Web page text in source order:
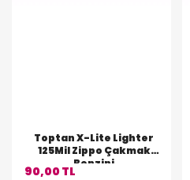
Toptan X-Lite Lighter
125Mil Zippo Çakmak
Benzini
90,00 TL